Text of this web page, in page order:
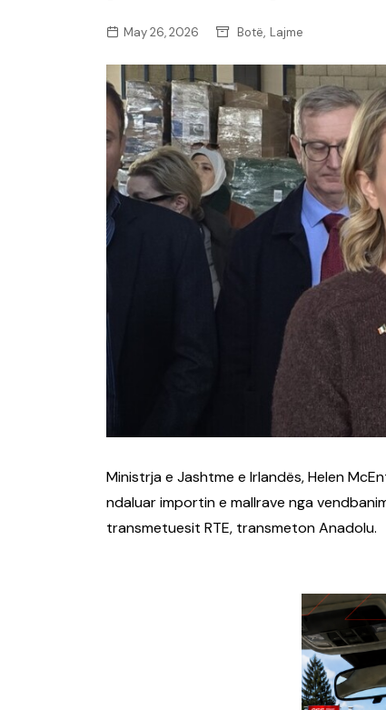
May 26, 2026 Botë, Lajme
Ministrja e Jashtme e Irlandës, Helen
ndaluar importin e mallrave nga
transmetuesit RTE, transmeton Anadolu.